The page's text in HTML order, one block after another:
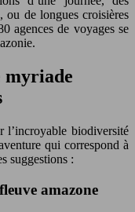
ou de longues croisières
agences de voyages se
myriade
l’incroyable biodiversité
qui correspond à
suggestions :
amazone